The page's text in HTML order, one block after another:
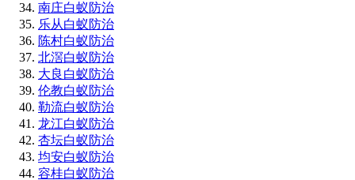
南庄白蚁防治
乐从白蚁防治
陈村白蚁防治
北滘白蚁防治
大良白蚁防治
伦教白蚁防治
勒流白蚁防治
龙江白蚁防治
杏坛白蚁防治
均安白蚁防治
容桂白蚁防治